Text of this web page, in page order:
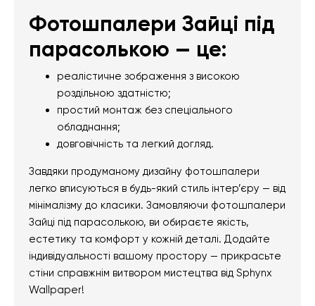
Фотошпалери Зайці під
парасолькою — це:
реалістичне зображення з високою
роздільною здатністю;
простий монтаж без спеціального
обладнання;
довговічність та легкий догляд.
Завдяки продуманому дизайну фотошпалери
легко вписуються в будь-який стиль інтер’єру — від
мінімалізму до класики. Замовляючи фотошпалери
Зайці під парасолькою, ви обираєте якість,
естетику та комфорт у кожній деталі. Додайте
індивідуальності вашому простору — прикрасьте
стіни справжнім витвором мистецтва від Sphynx
Wallpaper!